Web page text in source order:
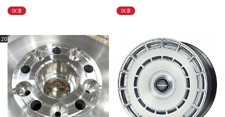
DC중 DC중
20